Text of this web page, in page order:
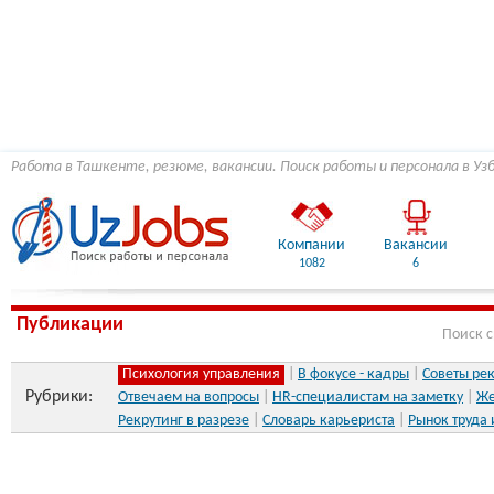
Работа в Ташкенте, резюме, вакансии. Поиск работы и персонала в
Компании
1082
Вакансии
6
Публикации Поиск
Рубрики:
Психология управления В фокусе - кадры
Советы
Отвечаем на вопросы
HR-специалистам на заметку
Рекрутинг в разрезе
Словарь карьериста Рынок труда